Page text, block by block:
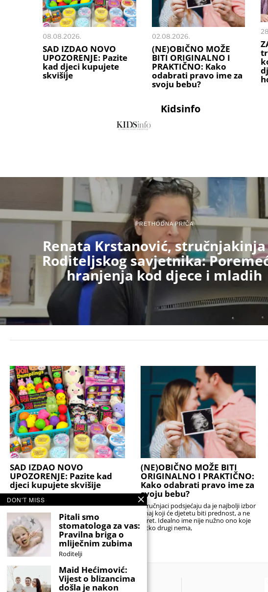
08.08.2026.
SAD IZDAO NOVO
UPOZORENJE: Pazite
kad djeci kupujete
skvišije
02.08.2026.
(NE)OBIČNO MOŽE
BITI ORIGINALNO I
PRAKTIČNO: Kako
odabrati pravo ime za
svoju bebu?
Kidsinfo
PRETHODNA PRIČA
Renata Krstanović, stručnjakinja
Roditeljskog savjetnika:
hranjenja kod djece i mladih
SAD IZDAO NOVO
UPOZORENJE: Pazite kad
djeci kupujete skvišije
Nema sumnje da je to hit igračka i da je
definitivno postala viralna. No to ne
znači da je baš sve u redu s
(NE)OBIČNO MOŽE BITI
ORIGINALNO I PRAKTIČNO:
Kako odabrati pravo ime za
svoju bebu?
Stručnjaci podsjećaju da je najbolji izbor
onaj koji će djetetu biti prednost, a ne
teret. Idealno ime nije nužno ono koje
nitko drugi nema,
DON'T MISS
Pitali smo
stomatologa za vas:
Pravilna briga o
mliječnim zubima
Roditelji
Maid Hećimović:
Vijest o blizancima
došla je nakon